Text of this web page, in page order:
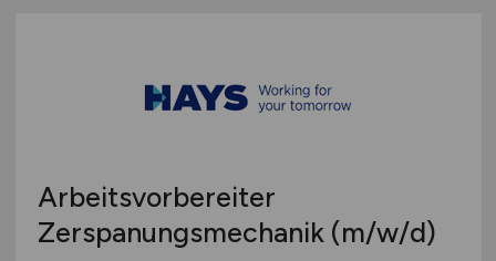
Arbeitsvorbereiter
Zerspanungsmechanik (m/w/d)